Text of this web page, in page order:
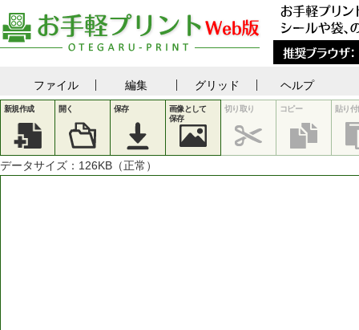
ファイル 編集 グリッド ヘルプ
新規作成 開く 保存
画像として
保存
切り取り コピー 貼り付
データサイズ： 126KB（正常）